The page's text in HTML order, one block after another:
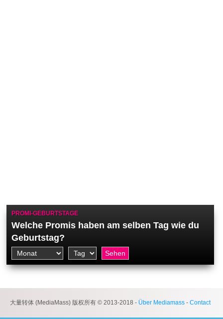
PROMI-GEBURTSTAGE
Welche Promis haben am selben Tag wie du
Geburtstag?
大量转体 (MediaMass) 版权所有 © 2013-2018 - Über Mediamass - Contact